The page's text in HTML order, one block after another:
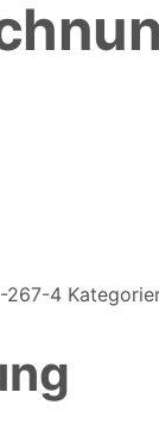
267-4